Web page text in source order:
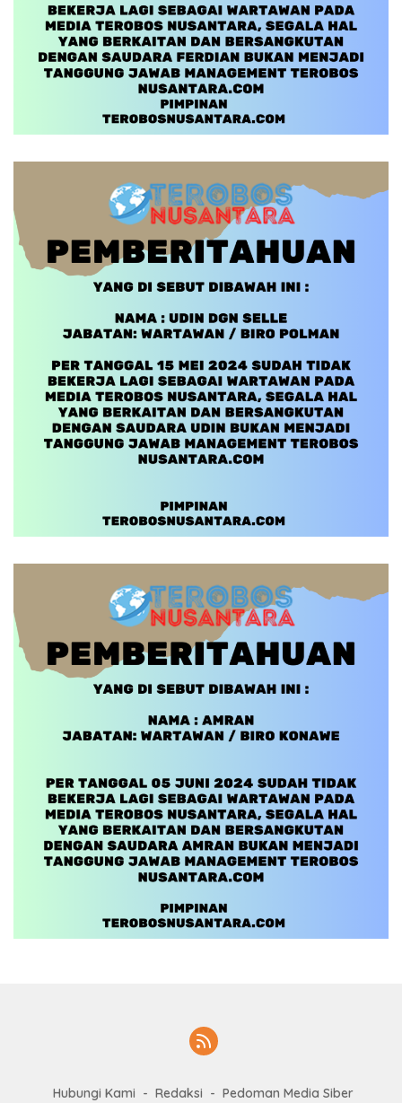
Hubungi Kami Redaksi Pedoman Media Siber